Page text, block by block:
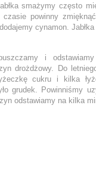
smażymy często
czasie powinny
cynamon.
i
drożdżowy. Do
cukru i kilka
grudek. Powinniśmy
odstawiamy na kilka